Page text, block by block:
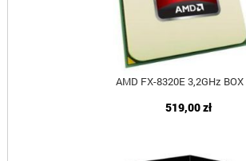
AMD FX-8320E 3,2GHz BOX
519,00 zł